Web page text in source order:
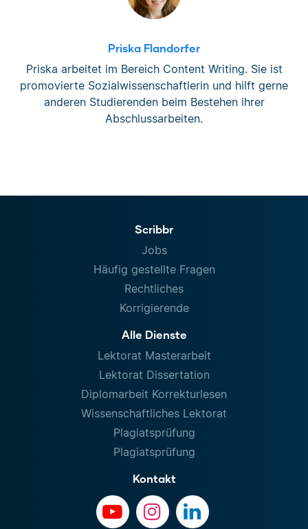
Priska Flandorfer
Priska arbeitet im Bereich Content Writing. Sie ist
promovierte Sozialwissenschaftlerin und hilft gerne
anderen Studierenden beim Bestehen ihrer
Abschlussarbeiten.
Scribbr
Jobs
Häufig gestellte Fragen
Rechtliches
Korrigierende
Alle Dienste
Lektorat Masterarbeit
Lektorat Dissertation
Diplomarbeit Korrekturlesen
Wissenschaftliches Lektorat
Plagiatsprüfung
Plagiatsprüfung
Kontakt